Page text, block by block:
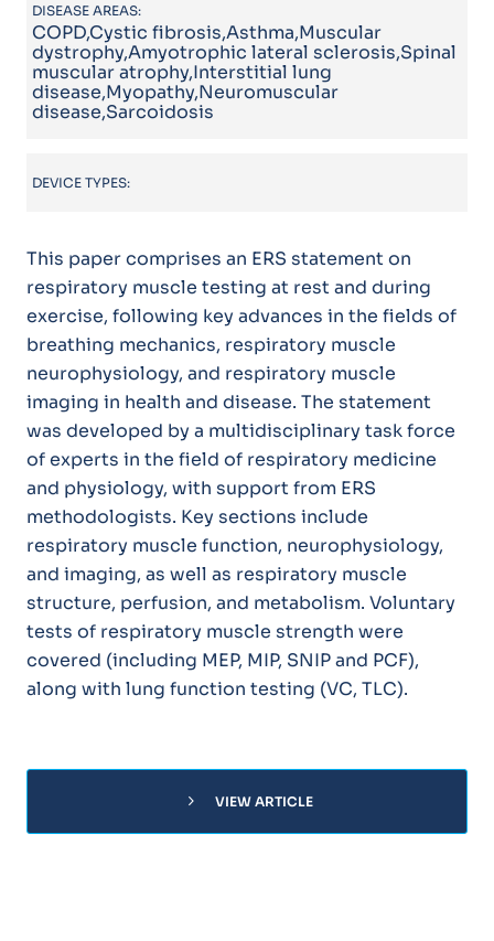
DISEASE AREAS:
COPD,Cystic fibrosis,Asthma,Muscular
dystrophy,Amyotrophic lateral sclerosis,Spinal
muscular atrophy,Interstitial lung
disease,Myopathy,Neuromuscular
disease,Sarcoidosis
DEVICE TYPES:
This paper comprises an ERS statement on
respiratory muscle testing at rest and during
exercise, following key advances in the fields of
breathing mechanics, respiratory muscle
neurophysiology, and respiratory muscle
imaging in health and disease. The statement
was developed by a multidisciplinary task force
of experts in the field of respiratory medicine
and physiology, with support from ERS
methodologists. Key sections include
respiratory muscle function, neurophysiology,
and imaging, as well as respiratory muscle
structure, perfusion, and metabolism. Voluntary
tests of respiratory muscle strength were
covered (including MEP, MIP, SNIP and PCF),
along with lung function testing (VC, TLC).
chevron_right VIEW ARTICLE